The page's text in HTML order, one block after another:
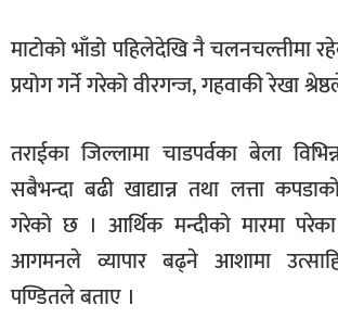
स्वास्थ्य
माटोको भाँडो पहिलेदेखि नै चलनचल्तीमा
प्रयोग गर्ने गरेको वीरगन्ज, गहवाकी रेखा
तराईका जिल्लामा चाडपर्वका बेला
सबैभन्दा बढी खाद्यान्न तथा लत्ता
गरेको छ । आर्थिक मन्दीको मारमा परेका
आगमनले व्यापार बढ्ने आशामा
पण्डितले बताए ।